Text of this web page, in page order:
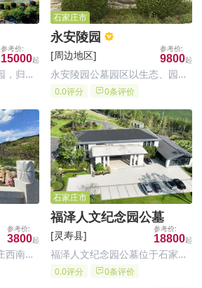
15000
，归属
公
落于
是集生
墓葬等
园。
石家庄市
永安陵园
[周边地区] 9800
永安陵园公墓园区以生态、园
林、艺术为建园宗旨，努力打造
游胜地、艺术天地、教育基地于
一身的现代化人文纪念公园。
0.0评分 0条评价
3800
西南元
县烈
石家庄市
福泽人文纪念园公墓
[灵寿县] 18800
福泽人文纪念园公墓位于石家庄
市灵寿县陈庄镇朱家背大队后花
0.0评分 0条评价